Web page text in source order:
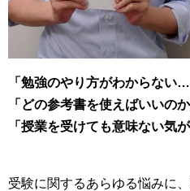
「勉強のやり方がわからない
「どの参考書を使えばいいの
「授業を受けても意味ない気
受験に関するあらゆる悩みに